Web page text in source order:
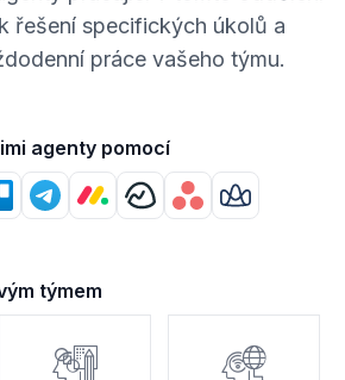
řešení specifických úkolů a
práce vašeho týmu.
agenty pomocí
týmem